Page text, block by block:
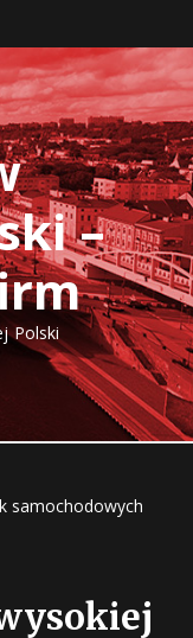
–
Polski
samochodowych